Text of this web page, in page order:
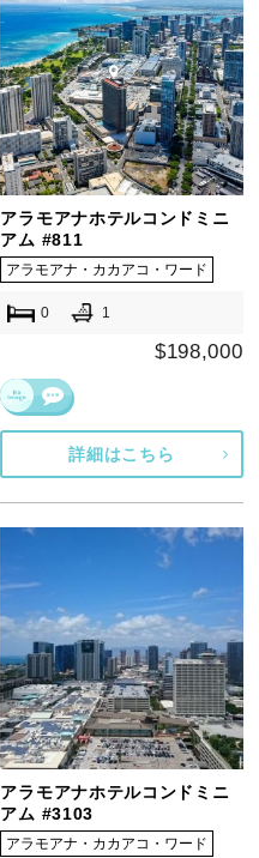
アラモアナホテルコンドミニ
アム #811
アラモアナ・カカアコ・ワード
0 1
$198,000
詳細はこちら
アラモアナホテルコンドミニ
アム #3103
アラモアナ・カカアコ・ワード